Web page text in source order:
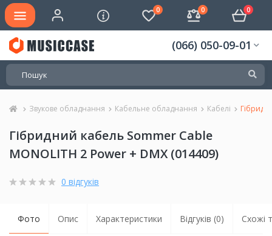
0 0 0
(066) 050-09-01
Звукове обладнання Кабельне обладнання Кабелі
Гібридний кабель Sommer Cable
MONOLITH 2 Power + DMX (014409)
0 відгуків
Фото Опис Характеристики Відгуків (0) Схожі